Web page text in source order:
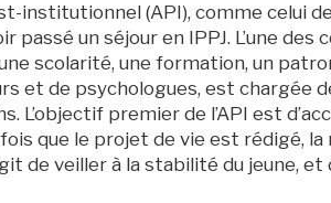
institutionnel (API), comme celui
passé un séjour en IPPJ. L’une
une scolarité, une formation, un
et de psychologues, est chargée
L’objectif premier de l’API est
que le projet de vie est rédigé, la
de veiller à la stabilité du jeune,